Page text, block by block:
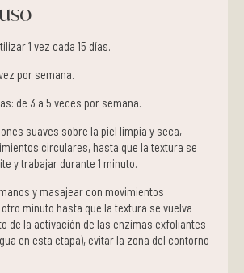
1 vez cada 15 días.
por semana.
de 3 a 5 veces por semana.
suaves sobre la piel limpia y seca,
circulares, hasta que la textura se
y trabajar durante 1 minuto.
y masajear con movimientos
minuto hasta que la textura se vuelva
de la activación de las enzimas exfoliantes
en esta etapa), evitar la zona del contorno